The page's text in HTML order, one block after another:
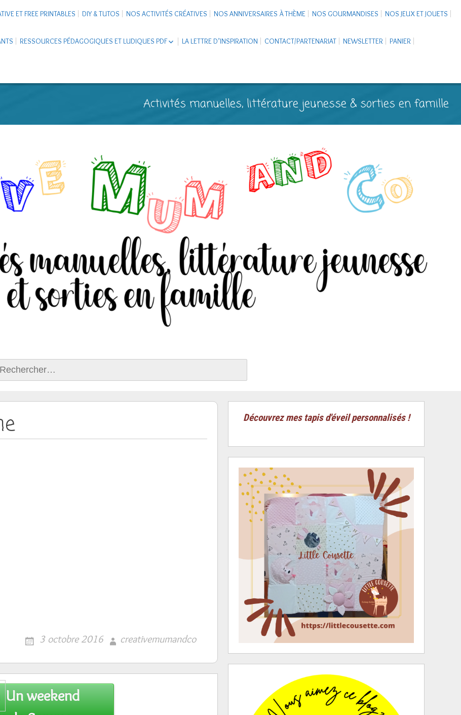
ET FREE PRINTABLES DIY & TUTOS NOS ACTIVITÉS CRÉATIVES NOS ANNIVERSAIRES À THÈME NOS GOURMANDISES NOS JEUX ET JOUETS
RESSOURCES PÉDAGOGIQUES ET LUDIQUES PDF
CARNETS DE VOYAGE ENFANTS
LA LETTRE D’INSPIRATION CONTACT/PARTENARIAT NEWSLETTER PANIER
Activités manuelles, littérature jeunesse & sorties en famille
3 octobre 2016 creativemumandco
Un weekend
Découvrez mes tapis d'éveil personnalisés !